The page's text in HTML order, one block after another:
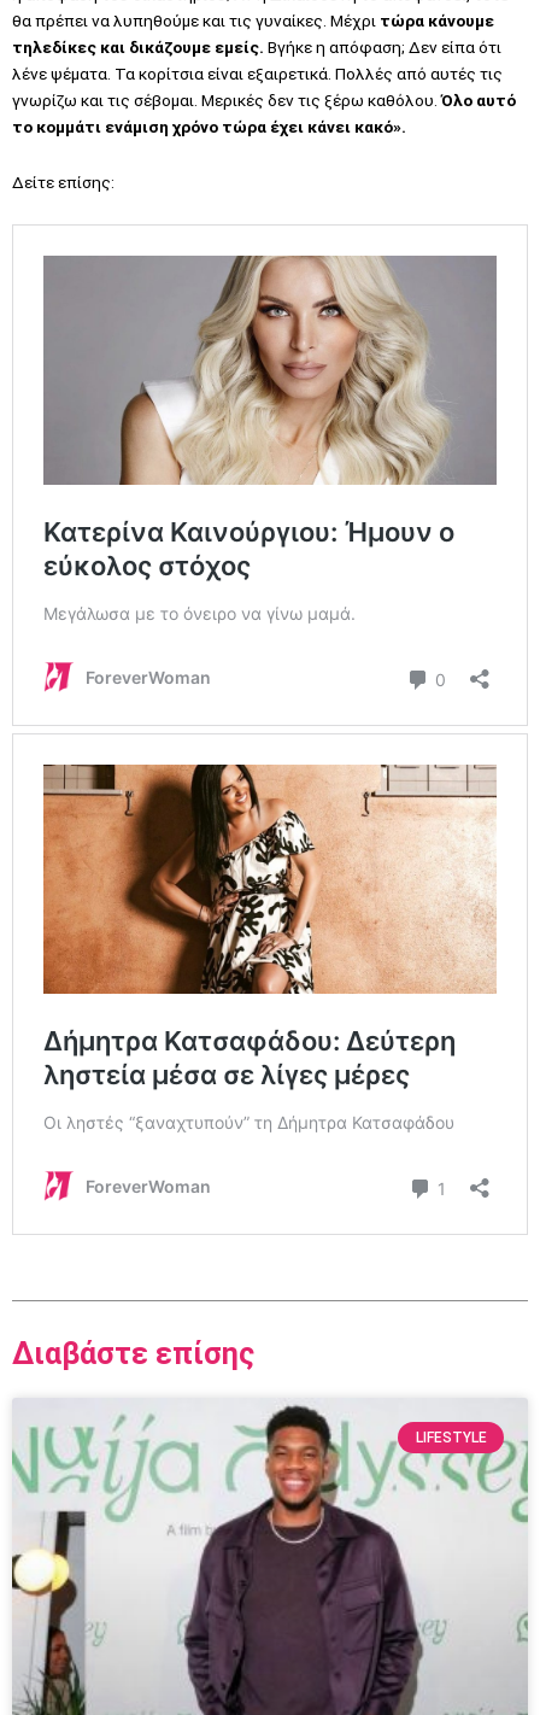
θα πρέπει να λυπηθούμε και τις γυναίκες. Μέχρι τώρα κάνουμε
τηλεδίκες και δικάζουμε εμείς. Βγήκε η απόφαση; Δεν είπα ότι
λένε ψέματα. Τα κορίτσια είναι εξαιρετικά. Πολλές από αυτές τις
γνωρίζω και τις σέβομαι. Μερικές δεν τις ξέρω καθόλου.Όλο αυτό
το κομμάτι ενάμιση χρόνο τώρα έχει κάνει κακό».
Δείτε επίσης:
Διαβάστε επίσης
LIFESTYLE